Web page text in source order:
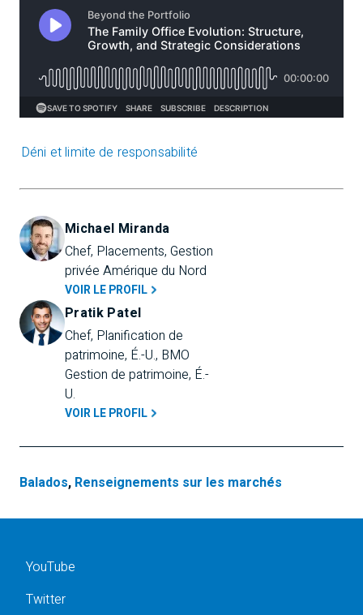
Déni et limite de responsabilité
Michael Miranda
Chef, Placements, Gestion
privée Amérique du Nord
VOIR LE PROFIL
Pratik Patel
Chef, Planification de
patrimoine, É.-U., BMO
Gestion de patrimoine, É.-
U.
VOIR LE PROFIL
Balados, Renseignements sur les marchés
YouTube
Twitter